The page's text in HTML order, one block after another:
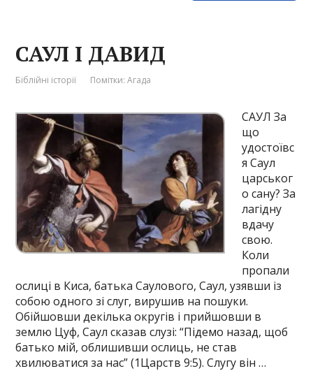
САУЛ І ДАВИД
Біблійні історії Помітки:Агада
САУЛ За
що
удостоївс
я Саул
царськог
о сану? За
лагідну
вдачу
свою.
Коли
пропали
ослиці в Киса, батька Саулового, Саул, узявши із
собою одного зі слуг, вирушив на пошуки.
Обійшовши декілька округів і прийшовши в
землю Цуф, Саул сказав слузі: “Підемо назад, щоб
батько мій, облишивши ослиць, не став
хвилюватися за нас” (1Царств 9:5). Слугу він …